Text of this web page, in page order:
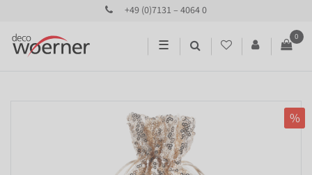
+49 (0)7131 – 4064 0
☰
0
%